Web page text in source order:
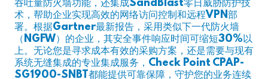
吞吐量防火墙功能，还集成SandBlast零日威胁防护技
术，帮助企业实现高效的网络访问控制和远程VPN部
署。根据Gartner最新报告，采用类似下一代防火墙
（NGFW）的企业，其安全事件响应时间可缩短30%以
上。无论您是寻求成本有效的采购方案，还是需要与现有
系统无缝集成的专业集成服务，Check Point CPAP-
SG1900-SNBT都能提供可靠保障，守护您的业务连续